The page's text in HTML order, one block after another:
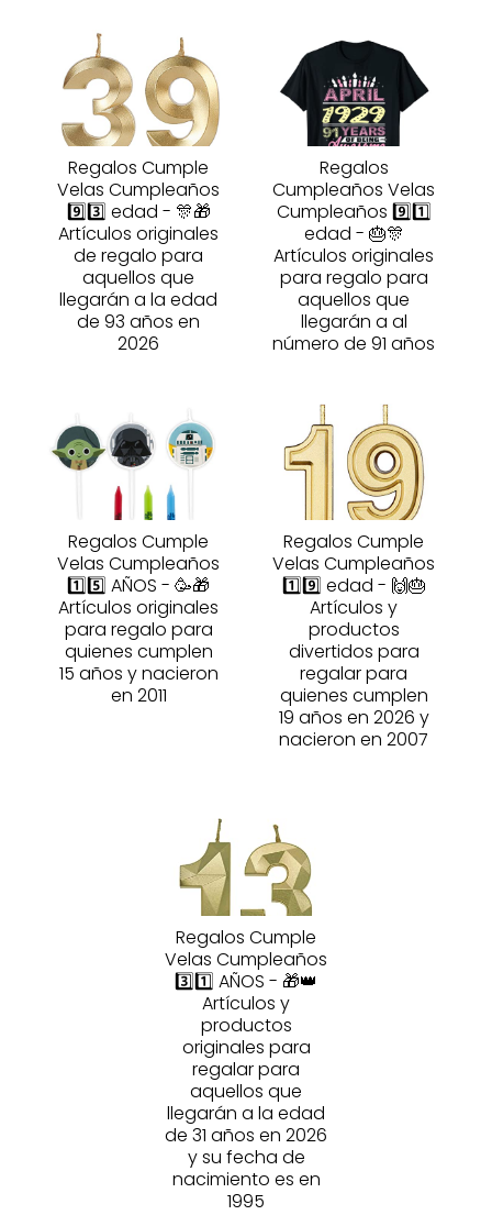
Regalos Cumple
Velas Cumpleaños
9️⃣3️⃣ edad - 🎊🎁
Artículos originales
de regalo para
aquellos que
llegarán a la edad
de 93 años en
2026
Regalos
Cumpleaños Velas
Cumpleaños 9️⃣1️⃣
edad - 🎂🎊
Artículos originales
para regalo para
aquellos que
llegarán a al
número de 91 años
Regalos Cumple
Velas Cumpleaños
1️⃣5️⃣ AÑOS - 🥳🎁
Artículos originales
para regalo para
quienes cumplen
15 años y nacieron
en 2011
Regalos Cumple
Velas Cumpleaños
1️⃣9️⃣ edad - 🙌🎂
Artículos y
productos
divertidos para
regalar para
quienes cumplen
19 años en 2026 y
nacieron en 2007
Regalos Cumple
Velas Cumpleaños
3️⃣1️⃣ AÑOS - 🎁👑
Artículos y
productos
originales para
regalar para
aquellos que
llegarán a la edad
de 31 años en 2026
y su fecha de
nacimiento es en
1995